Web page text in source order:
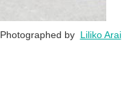
Photographed by Liliko Arai